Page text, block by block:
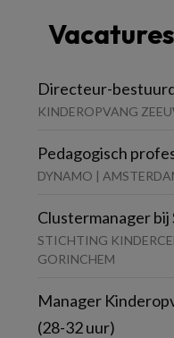
Vacatures
Directeur-
KINDEROPVANG
Pedagogisch
DYNAMO |
Clustermanager bij
STICHTING
GORINCHEM
Manager
(28-32 uur)